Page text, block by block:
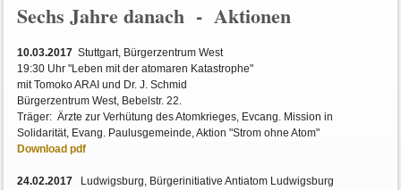
Sechs Jahre danach - Aktionen
10.03.2017 Stuttgart, Bürgerzentrum West
19:30 Uhr "Leben mit der atomaren Katastrophe"
mit Tomoko ARAI und Dr. J. Schmid
Bürgerzentrum West, Bebelstr. 22.
Träger: Ärzte zur Verhütung des Atomkrieges, Evcang. Mission in
Solidarität, Evang. Paulusgemeinde, Aktion "Strom ohne Atom"
Download pdf
24.02.2017 Ludwigsburg, Bürgerinitiative Antiatom Ludwigsburg